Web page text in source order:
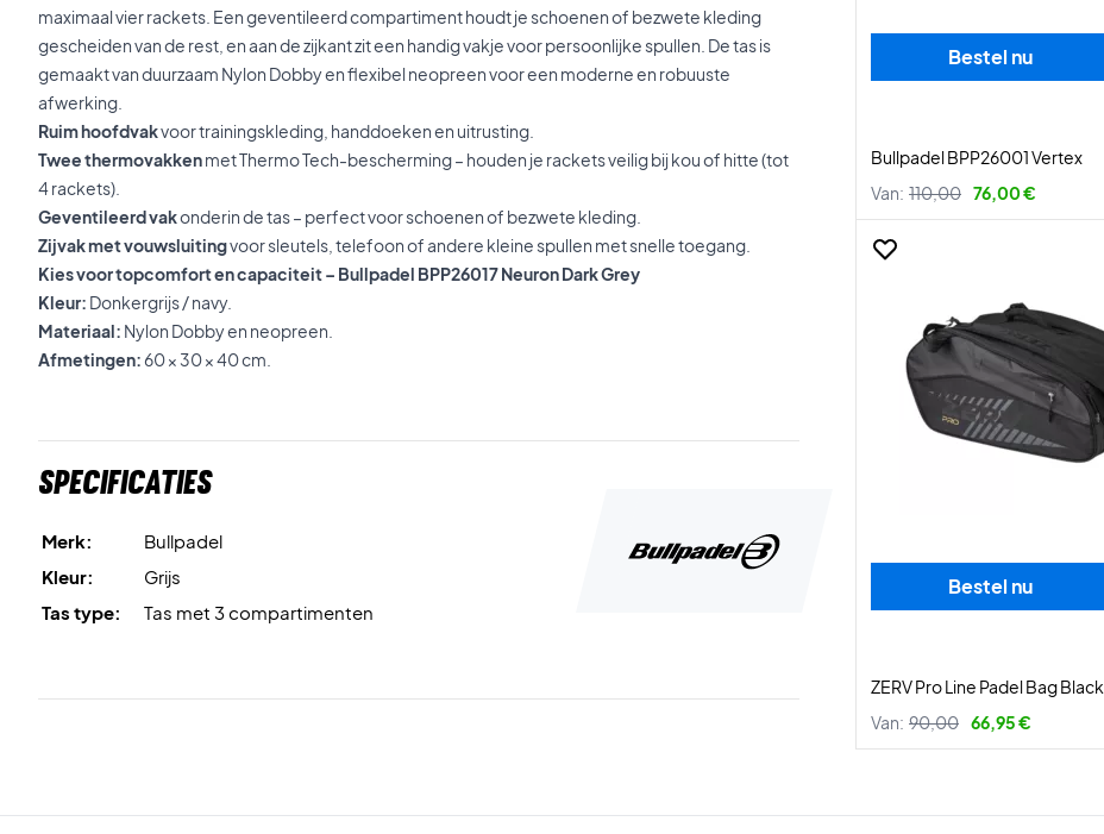
maximaal vier rackets. Een geventileerd compartiment houdt je schoenen of bezwete kleding
gescheiden van de rest, en aan de zijkant zit een handig vakje voor persoonlijke spullen. De tas is
gemaakt van duurzaam Nylon Dobby en flexibel neopreen voor een moderne en robuuste
afwerking.
Ruim hoofdvakvoor trainingskleding, handdoeken en uitrusting.
Twee thermovakkenmet Thermo Tech-bescherming – houden je rackets veilig bij kou of hitte (tot
4 rackets).
Geventileerd vakonderin de tas – perfect voor schoenen of bezwete kleding.
Zijvak met vouwsluitingvoor sleutels, telefoon of andere kleine spullen met snelle toegang.
Kies voor topcomfort en capaciteit – Bullpadel BPP26017 Neuron Dark Grey
Kleur: Donkergrijs / navy.
Materiaal: Nylon Dobby en neopreen.
Afmetingen:60 × 30 × 40 cm.
Specificaties
Merk:
Bullpadel
Kleur:
Grijs
Tas type:
Tas met 3 compartimenten
Bestel nu
Bullpadel BPP26001 Vertex
Van: 110,00 76,00 €
Bestel nu
ZERV Pro Line Padel Bag Black
Van: 90,00 66,95 €